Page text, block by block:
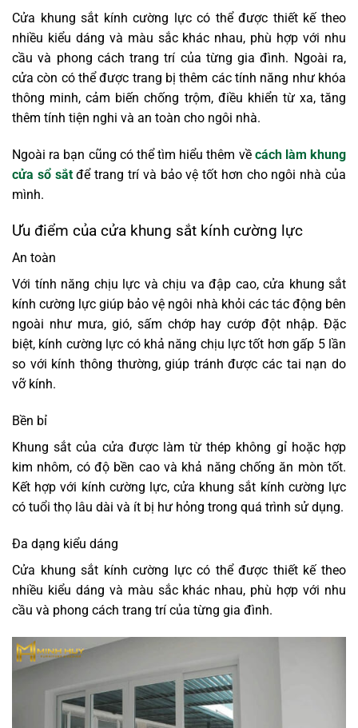
Cửa khung sắt kính cường lực có thể được thiết kế theo
nhiều kiểu dáng và màu sắc khác nhau, phù hợp với nhu
cầu và phong cách trang trí của từng gia đình. Ngoài ra,
cửa còn có thể được trang bị thêm các tính năng như khóa
thông minh, cảm biến chống trộm, điều khiển từ xa, tăng
thêm tính tiện nghi và an toàn cho ngôi nhà.
Ngoài ra bạn cũng có thể tìm hiểu thêm về cách làm khung
cửa sổ sắtđể trang trí và bảo vệ tốt hơn cho ngôi nhà của
mình.
Ưu điểm của cửa khung sắt kính cường lực
An toàn
Với tính năng chịu lực và chịu va đập cao, cửa khung sắt
kính cường lực giúp bảo vệ ngôi nhà khỏi các tác động bên
ngoài như mưa, gió, sấm chớp hay cướp đột nhập. Đặc
biệt, kính cường lực có khả năng chịu lực tốt hơn gấp 5 lần
so với kính thông thường, giúp tránh được các tai nạn do
vỡ kính.
Bền bỉ
Khung sắt của cửa được làm từ thép không gỉ hoặc hợp
kim nhôm, có độ bền cao và khả năng chống ăn mòn tốt.
Kết hợp với kính cường lực, cửa khung sắt kính cường lực
có tuổi thọ lâu dài và ít bị hư hỏng trong quá trình sử dụng.
Đa dạng kiểu dáng
Cửa khung sắt kính cường lực có thể được thiết kế theo
nhiều kiểu dáng và màu sắc khác nhau, phù hợp với nhu
cầu và phong cách trang trí của từng gia đình.